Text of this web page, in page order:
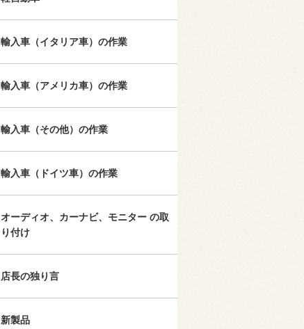
輸入車（イタリア車）の作業
輸入車（アメリカ車）の作業
輸入車（その他）の作業
輸入車（ドイツ車）の作業
オーディオ、カーナビ、モニター の取
り付け
店長の独り言
新製品